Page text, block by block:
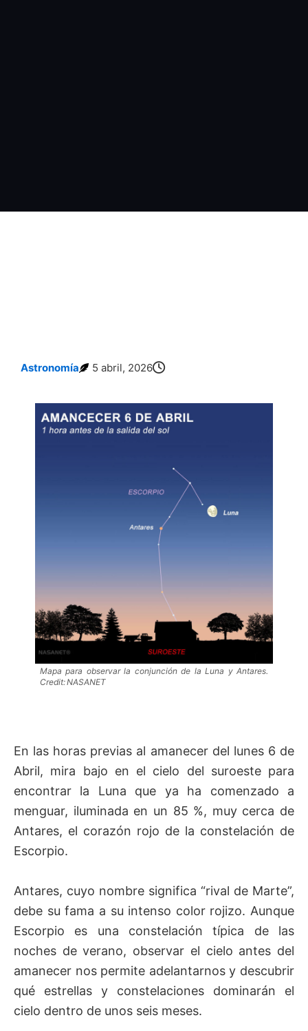
Astronomía 5 abril, 2026
Mapa para observar la conjunción de la Luna y Antares.
Credit: NASANET
En las horas previas al amanecer del lunes 6 de
Abril, mira bajo en el cielo del suroeste para
encontrar la Luna que ya ha comenzado a
menguar, iluminada en un 85 %, muy cerca de
Antares, el corazón rojo de la constelación de
Escorpio.
Antares, cuyo nombre significa “rival de Marte”,
debe su fama a su intenso color rojizo. Aunque
Escorpio es una constelación típica de las
noches de verano, observar el cielo antes del
amanecer nos permite adelantarnos y descubrir
qué estrellas y constelaciones dominarán el
cielo dentro de unos seis meses.